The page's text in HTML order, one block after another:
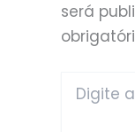
será
aqui...